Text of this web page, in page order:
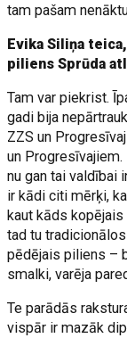
tam pašam
Evika Siliņa
piliens Sprūda
Tam var piekrist.
gadi bija
ZZS un
un
nu gan tai valdībai
ir kādi citi mērķi,
kaut kāds
tad tu
pēdējais piliens –
smalki, varēja
Te parādās
vispār ir mazāk